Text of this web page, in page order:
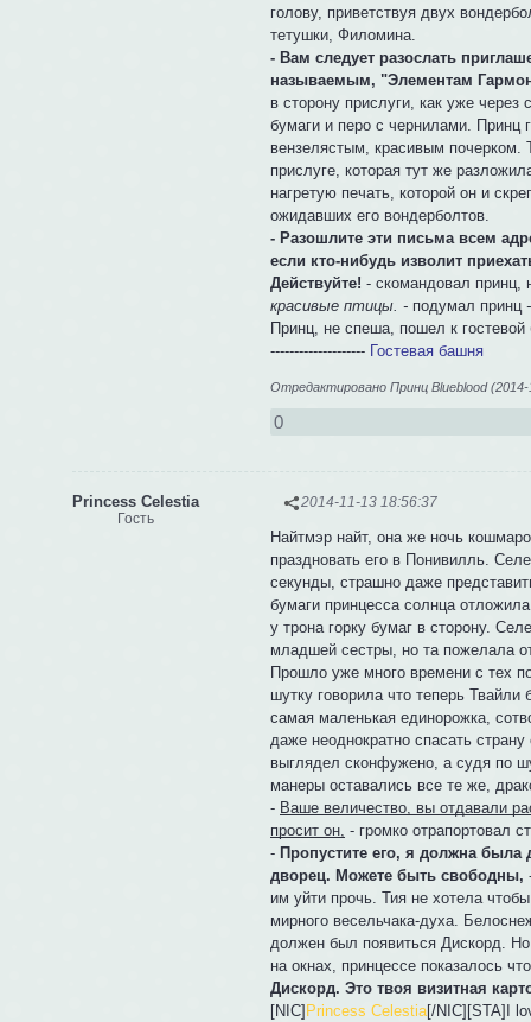
голову, приветствуя двух
тетушки, Филомина.
- Вам следует разослать
называемым, "Элементам
в сторону прислуги, как уже через
бумаги и перо с чернилами. Принц
вензелястым, красивым
прислуге, которая тут же
нагретую печать, которой он и
ожидавших его вондерболтов.
- Разошлите эти письма всем
если кто-нибудь изволит
Действуйте! - скомандовал принц,
красивые птицы. - подумал принц
Принц, не спеша, пошел к
-------------------- Гостевая башня
Отредактировано Принц Blueblood (2014-
0
2014-11-13 18:56:37
Princess Celestia
Гость
Найтмэр найт, она же ночь
праздновать его в Понивилль.
секунды, страшно даже
бумаги принцесса солнца
у трона горку бумаг в сторону.
младшей сестры, но та пожелала
Прошло уже много времени с тех
шутку говорила что теперь
самая маленькая единорожка,
даже неоднократно спасать
выглядел сконфужено, а судя по
манеры оставались все те же,
- Ваше величество, вы отдавали
просит он, - громко отрапортовал
- Пропустите его, я должна была
дворец. Можете быть свободны,
им уйти прочь. Тия не хотела
мирного весельчака-духа.
должен был появиться Дискорд.
на окнах, принцессе показалось
Дискорд. Это твоя визитная
[NIC] Princess Celestia[/NIC][STA]I